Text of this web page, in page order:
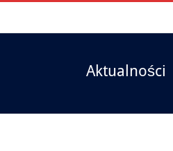
Aktualności